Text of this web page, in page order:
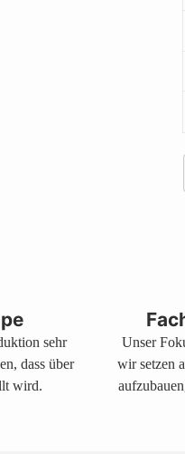
sehr
dass über
wird.
Unser
wir setzen